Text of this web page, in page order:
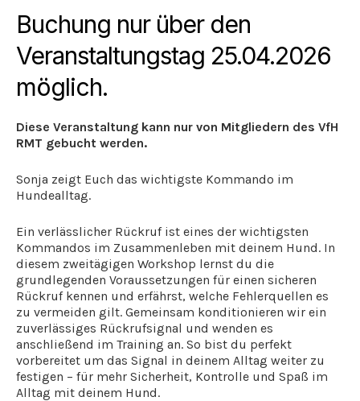
Buchung nur über den
Veranstaltungstag 25.04.2026
möglich.
Diese Veranstaltung kann nur von Mitgliedern des VfH
RMT gebucht werden.
Sonja zeigt Euch das wichtigste Kommando im
Hundealltag.
Ein verlässlicher Rückruf ist eines der wichtigsten
Kommandos im Zusammenleben mit deinem Hund. In
diesem zweitägigen Workshop lernst du die
grundlegenden Voraussetzungen für einen sicheren
Rückruf kennen und erfährst, welche Fehlerquellen es
zu vermeiden gilt. Gemeinsam konditionieren wir ein
zuverlässiges Rückrufsignal und wenden es
anschließend im Training an. So bist du perfekt
vorbereitet um das Signal in deinem Alltag weiter zu
festigen – für mehr Sicherheit, Kontrolle und Spaß im
Alltag mit deinem Hund.